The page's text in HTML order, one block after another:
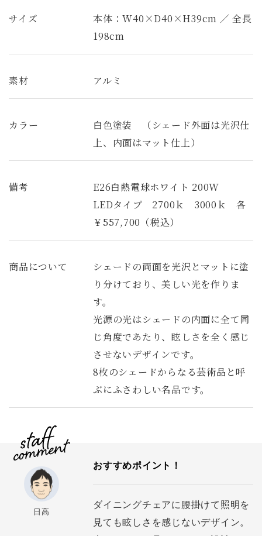
サイズ
本体：W40×D40×H39cm ／ 全長
198cm
素材 アルミ
カラー
白色塗装 （シェード外面は光沢仕
上、内面はマット仕上）
備考
E26白熱電球ホワイト 200W
LEDタイプ 2700ｋ 3000ｋ 各
￥557,700（税込）
商品について
シェードの両面を光沢とマットに塗
り分けており、美しい光を作りま
す。
光源の光はシェードの内面に全て同
じ角度であたり、眩しさを全く感じ
させないデザインです。
8枚のシェードからなる芸術品と呼
ぶにふさわしい名品です。
日高
おすすめポイント！
ダイニングチェアに腰掛けて照明を
見ても眩しさを感じないデザイン。